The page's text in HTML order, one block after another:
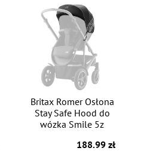
Britax Romer Osłona
Stay Safe Hood do
wózka Smile 5z
188.99 zł